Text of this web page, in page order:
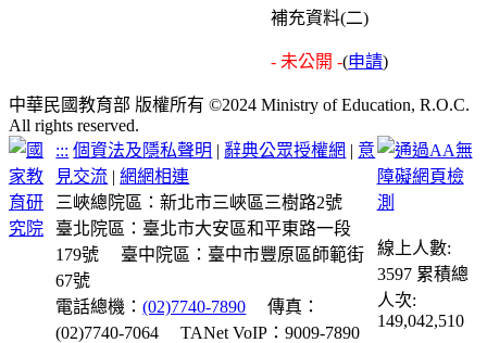
補充資料(二)
- 未公開 -(申請)
中華民國教育部 版權所有 ©2024 Ministry of Education, R.O.C.
All rights reserved.
::: 個資法及隱私聲明 | 辭典公眾授權網 | 意
見交流 |網網相連
三峽總院區：新北市三峽區三樹路2號
臺北院區：臺北市大安區和平東路一段
179號
臺中院區：臺中市豐原區師範街
67號
電話總機：(02)7740-7890
傳真：
(02)7740-7064
TANet VoIP：9009-7890
線上人數:
3597 累積總
人次:
149,042,510